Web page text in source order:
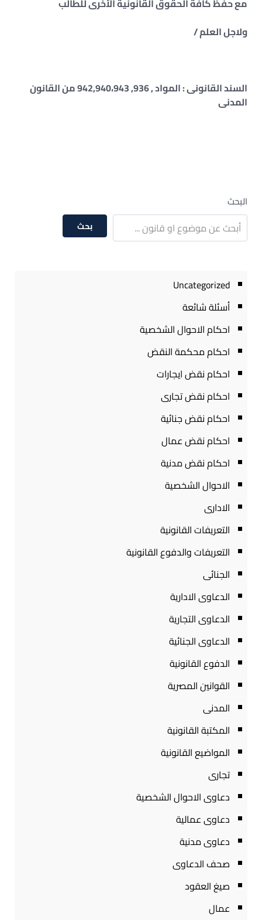
مع حفظ كافة الحقوق القانونية الأخرى للطالب
ولاجل العلم /
السند القانونى : المواد , 936, 942,940،943 من القانون
المدنى
البحث
بحث
Uncategorized
أسئلة شائعة
احكام الاحوال الشخصية
احكام محكمة النقض
احكام نقض ايجارات
احكام نقض تجارى
احكام نقض جنائية
احكام نقض عمال
احكام نقض مدنية
الاحوال الشخصية
الادارى
التعريفات القانونية
التعريفات والدفوع القانونية
الجنائى
الدعاوى الادارية
الدعاوى التجارية
الدعاوى الجنائية
الدفوع القانونية
القوانين المصرية
المدنى
المكتبة القانونية
المواضيع القانونية
تجارى
دعاوى الاحوال الشخصية
دعاوى عمالية
دعاوى مدنية
صحف الدعاوى
صيغ العقود
عمال